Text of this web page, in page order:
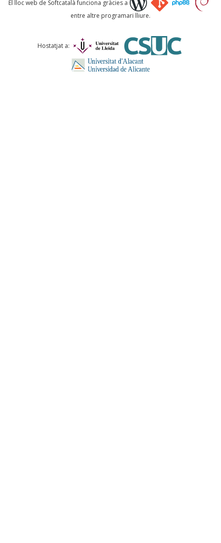
Comentari *
El lloc web de Softcatalà funciona gràcies a
entre altre programari lliure.
Hostatjat a: